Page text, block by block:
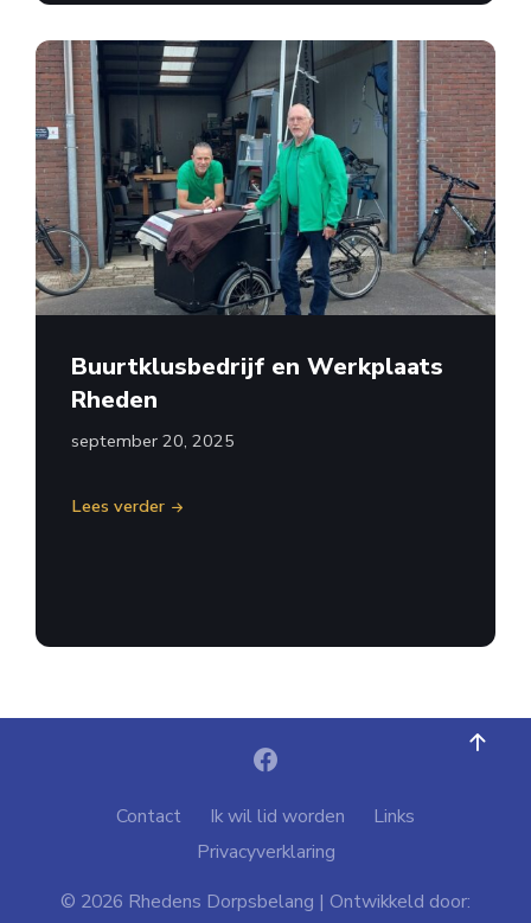
Buurtklusbedrijf en Werkplaats
Rheden
september 20, 2025
Lees verder
Contact Ik wil lid worden
Links
Privacyverklaring
© 2026 Rhedens Dorpsbelang | Ontwikkeld door: